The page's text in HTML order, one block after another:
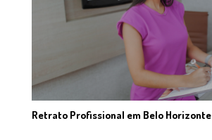
Retrato Profissional em Belo Horizonte